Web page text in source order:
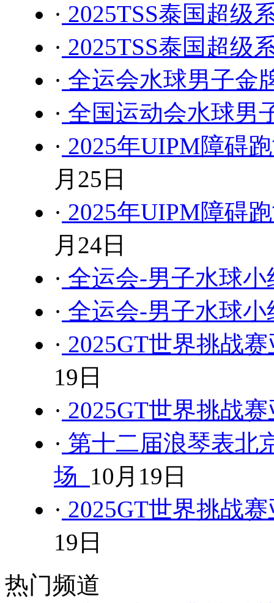
· 2025TSS泰国超级
· 2025TSS泰国超级
· 全运会水球男子金
· 全国运动会水球男
· 2025年UIPM障碍
月25日
· 2025年UIPM障碍
月24日
· 全运会-男子水球
· 全运会-男子水球
· 2025GT世界挑战
19日
· 2025GT世界挑战
· 第十二届浪琴表北
场 10月19日
· 2025GT世界挑战
19日
热门频道